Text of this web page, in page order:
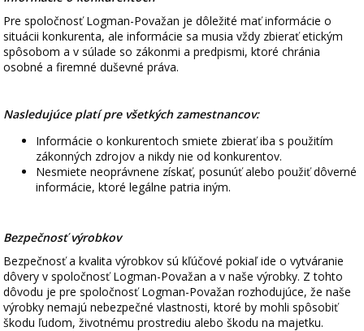
Pre spoločnosť Logman-Považan je dôležité mať informácie o
situácii konkurenta, ale informácie sa musia vždy zbierať etickým
spôsobom a v súlade so zákonmi a predpismi, ktoré chránia
osobné a firemné duševné práva.
Nasledujúce platí pre všetkých zamestnancov:
Informácie o konkurentoch smiete zbierať iba s použitím
zákonných zdrojov a nikdy nie od konkurentov.
Nesmiete neoprávnene získať, posunúť alebo použiť dôverné
informácie, ktoré legálne patria iným.
Bezpečnosť výrobkov
Bezpečnosť a kvalita výrobkov sú kľúčové pokiaľ ide o vytváranie
dôvery v spoločnosť Logman-Považan a v naše výrobky. Z tohto
dôvodu je pre spoločnosť Logman-Považan rozhodujúce, že naše
výrobky nemajú nebezpečné vlastnosti, ktoré by mohli spôsobiť
škodu ľudom, životnému prostrediu alebo škodu na majetku.